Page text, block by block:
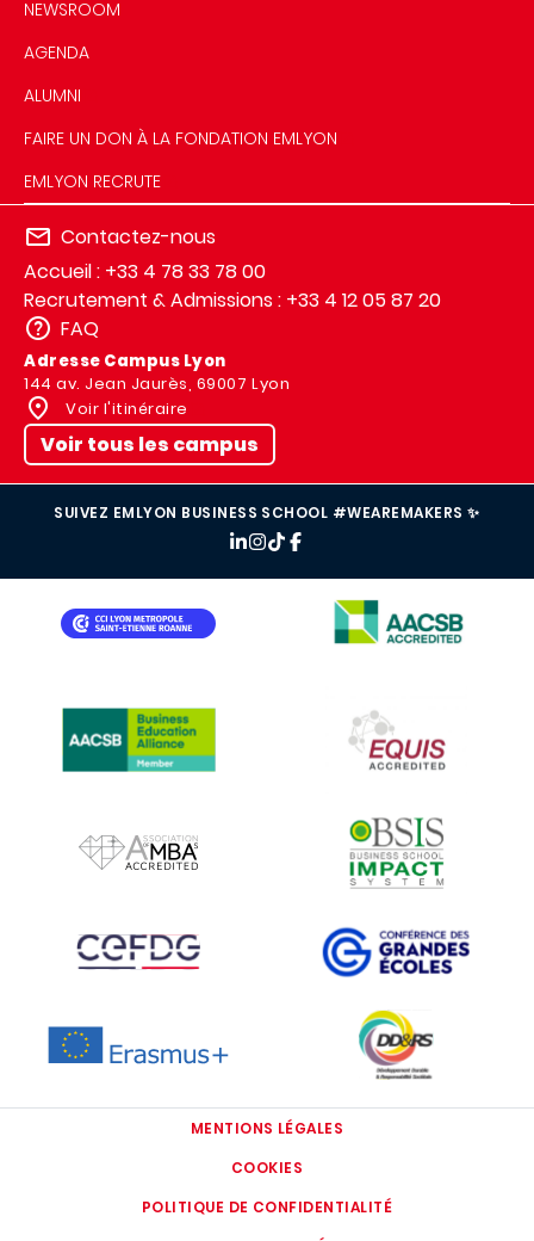
NEWSROOM
AGENDA
ALUMNI
FAIRE UN DON À LA FONDATION EMLYON
EMLYON RECRUTE
Contactez-nous
Accueil : +33 4 78 33 78 00
Recrutement & Admissions : +33 4 12 05 87 20
FAQ
Adresse Campus Lyon
144 av. Jean Jaurès, 69007 Lyon
Voir l'itinéraire
Voir tous les campus
SUIVEZ EMLYON BUSINESS SCHOOL #WEAREMAKERS ✨
IMAGE
IMAGE
IMAGE
IMAGE
IMAGE IMAGE
MENTIONS LÉGALES
COOKIES
POLITIQUE DE CONFIDENTIALITÉ